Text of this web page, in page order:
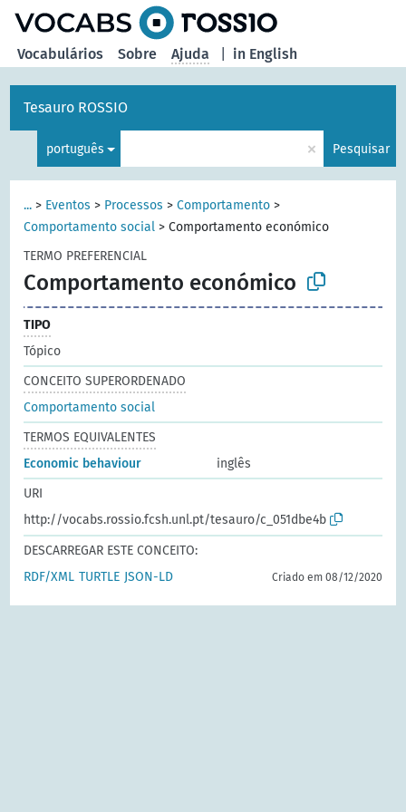
in English
Vocabulários Sobre Ajuda
Tesauro ROSSIO
português × Pesquisar
... > Eventos > Processos >Comportamento >
Comportamento social >Comportamento económico
TERMO PREFERENCIAL
Comportamento económico
TIPO
Tópico
CONCEITO SUPERORDENADO
Comportamento social
TERMOS EQUIVALENTES
Economic behaviour
inglês
URI
http://vocabs.rossio.fcsh.unl.pt/tesauro/c_051dbe4b
DESCARREGAR ESTE CONCEITO:
RDF/XML TURTLE JSON-LD Criado em 08/12/2020